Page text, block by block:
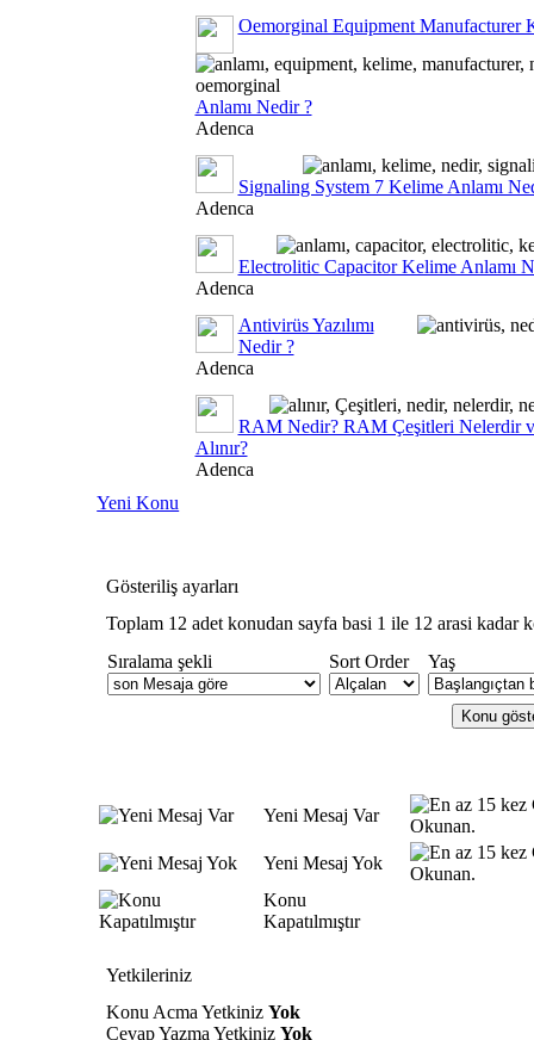
Oemorginal Equipment Manufacturer
Anlamı Nedir ?
Adenca
Signaling System 7 Kelime Anlamı
Adenca
Electrolitic Capacitor Kelime Anlamı
Adenca
Antivirüs Yazılımı
Nedir ?
Adenca
RAM Nedir? RAM Çeşitleri Nelerdir
Alınır?
Adenca
Yeni Konu
Gösteriliş ayarları
Toplam 12 adet konudan sayfa basi 1 ile 12 arasi kadar
Sıralama şekli
Sort Order Yaş
Yeni Mesaj Var
Yeni Mesaj Yok
Konu
Kapatılmıştır
Yetkileriniz
Konu Acma Yetkiniz Yok
Cevap Yazma Yetkiniz Yok